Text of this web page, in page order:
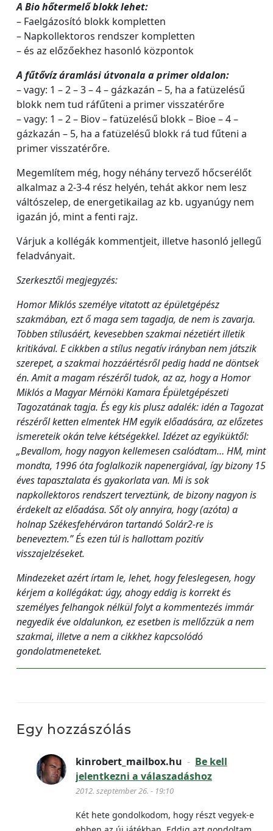
A Bio hőtermelő blokk lehet:
– Faelgázosító blokk kompletten
– Napkollektoros rendszer kompletten
– és az előzőekhez hasonló központok
A fűtővíz áramlási útvonala a primer oldalon:
– vagy: 1 – 2 – 3 – 4 – gázkazán – 5, ha a fatüzelésű
blokk nem tud ráfűteni a primer visszatérőre
– vagy: 1 – 2 – Biov – fatüzelésű blokk – Bioe – 4 –
gázkazán – 5, ha a fatüzelésű blokk rá tud fűteni a
primer visszatérőre.
Megemlítem még, hogy néhány tervező hőcserélőt
alkalmaz a 2-3-4 rész helyén, tehát akkor nem lesz
váltószelep, de energetikailag az kb. ugyanúgy nem
igazán jó, mint a fenti rajz.
Várjuk a kollégák kommentjeit, illetve hasonló jellegű
feladványait.
Szerkesztői megjegyzés:
Homor Miklós személye vitatott az épületgépész
szakmában, ezt ő maga sem tagadja, de nem is zavarja.
Többen stílusáért, kevesebben szakmai nézetiért illetik
kritikával. E cikkben a stílus negatív irányban nem játszik
szerepet, a szakmai hozzáértésről pedig hadd ne döntsek
én. Amit a magam részéről tudok, az az, hogy a Homor
Miklós a Magyar Mérnöki Kamara Épületgépészeti
Tagozatának tagja. És egy kis plusz adalék: idén a Tagozat
részéről ketten elmentek HM egyik előadására, az előzetes
ismereteik okán telve kétségekkel. Idézet az egyiküktől:
„Bevallom, hogy nagyon kellemesen csalódtam… HM, mint
mondta, 1996 óta foglalkozik napenergiával, így bizony 15
éves tapasztalata és gyakorlata van. Mi is sok
napkollektoros rendszert terveztünk, de bizony nagyon is
érdekelt az előadása. Sőt oly annyira, hogy (azóta) a
holnap Székesfehérváron tartandó Solár2-re is
beneveztem.” És ezen túl is hallottam pozitív
visszajelzéseket.
Mindezeket azért írtam le, lehet, hogy feleslegesen, hogy
kérjem a kollégákat: úgy, ahogy eddig is korrekt és
személyes felhangok nélkül folyt a kommentezés immár
negyedik éve oldalunkon, ez esetben is mellőzzük a nem
szakmai, illetve a nem a cikkhez kapcsolódó
gondolatmeneteket.
Egy hozzászólás
kinrobert_mailbox.hu - Be kell
jelentkezni a válaszadáshoz
2012. szeptember 26. - 19:10
Két hete gondolkodom, hogy részt vegyek-e